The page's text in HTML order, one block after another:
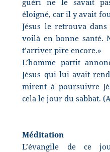
éloigné, car il y avait
Jésus le retrouva
voilà en bonne santé.
t’arriver pire encore.»
L’homme partit
Jésus qui lui avait
mirent à poursuivre
cela le jour du sabbat.
Méditation
L’évangile de ce